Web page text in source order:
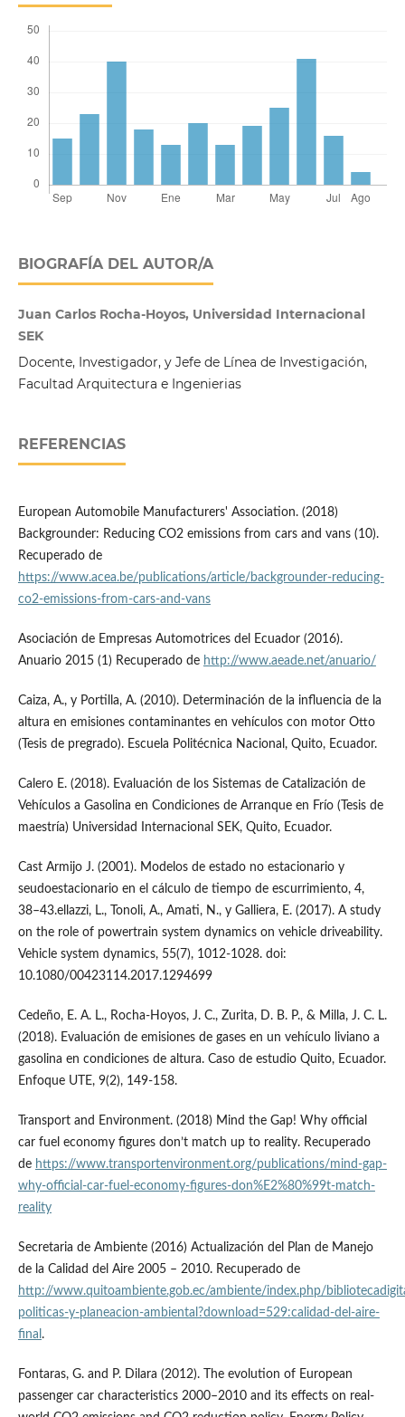
BIOGRAFÍA DEL AUTOR/A
Juan Carlos Rocha-Hoyos, Universidad Internacional
SEK
Docente, Investigador, y Jefe de Línea de Investigación,
Facultad Arquitectura e Ingenierias
REFERENCIAS
European Automobile Manufacturers' Association. (2018)
Backgrounder: Reducing CO2 emissions from cars and vans (10).
Recuperado de
https://www.acea.be/publications/article/backgrounder-reducing-
co2-emissions-from-cars-and-vans
Asociación de Empresas Automotrices del Ecuador (2016).
Anuario 2015 (1) Recuperado de http://www.aeade.net/anuario/
Caiza, A., y Portilla, A. (2010). Determinación de la influencia de la
altura en emisiones contaminantes en vehículos con motor Otto
(Tesis de pregrado). Escuela Politécnica Nacional, Quito, Ecuador.
Calero E. (2018). Evaluación de los Sistemas de Catalización de
Vehículos a Gasolina en Condiciones de Arranque en Frío (Tesis de
maestría) Universidad Internacional SEK, Quito, Ecuador.
Cast Armijo J. (2001). Modelos de estado no estacionario y
seudoestacionario en el cálculo de tiempo de escurrimiento, 4,
38–43.ellazzi, L., Tonoli, A., Amati, N., y Galliera, E. (2017). A study
on the role of powertrain system dynamics on vehicle driveability.
Vehicle system dynamics, 55(7), 1012-1028. doi:
10.1080/00423114.2017.1294699
Cedeño, E. A. L., Rocha-Hoyos, J. C., Zurita, D. B. P., & Milla, J. C. L.
(2018). Evaluación de emisiones de gases en un vehículo liviano a
gasolina en condiciones de altura. Caso de estudio Quito, Ecuador.
Enfoque UTE, 9(2), 149-158.
Transport and Environment. (2018) Mind the Gap! Why official
car fuel economy figures don’t match up to reality. Recuperado
de https://www.transportenvironment.org/publications/mind-gap-
why-official-car-fuel-economy-figures-don%E2%80%99t-match-
reality
Secretaria de Ambiente (2016) Actualización del Plan de Manejo
de la Calidad del Aire 2005 – 2010. Recuperado de
http://www.quitoambiente.gob.ec/ambiente/index.php/
politicas-y-planeacion-ambiental?download=529:calidad-del-aire-
final .
Fontaras, G. and P. Dilara (2012). The evolution of European
passenger car characteristics 2000–2010 and its effects on real-